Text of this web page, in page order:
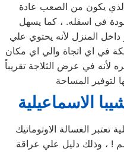
يكون من الصعب عادة
في اسفله. ، كما يسهل
المنزل لأنه يحتوي علي
في اي اتجاة والي اي مكان
لأنه في عرض الثلاجة تقريباً
الاسماعيلية
! ، وذلك دليل علي عراقة